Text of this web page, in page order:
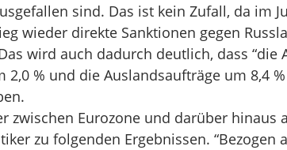
sind. Das ist kein Zufall, da im
wieder direkte Sanktionen gegen
wird auch dadurch deutlich, dass “die
2,0 % und die Auslandsaufträge um 8,4 %
zwischen Eurozone und darüber hinaus
zu folgenden Ergebnissen. “Bezogen